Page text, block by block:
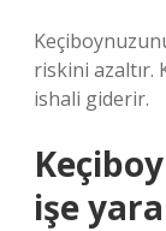
riskini azaltır.
ishali giderir.
işe